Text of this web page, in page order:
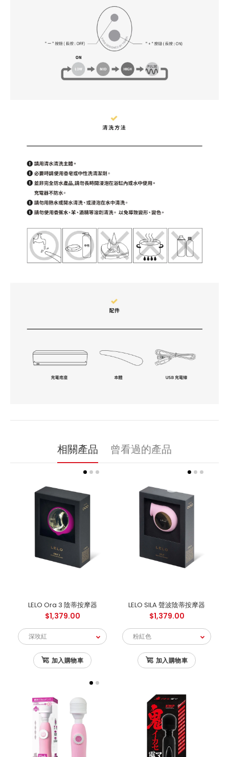
相關產品 曾看過的產品
LELO Ora 3 陰蒂按摩器
$1,379.00
加入購物車
LELO SILA 聲波陰蒂按摩器
$1,379.00
加入購物車